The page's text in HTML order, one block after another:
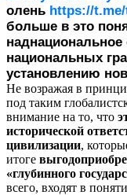
олень https://
больше в это
наднациональное
национальных
установлению
Не возражая в
под таким
внимание на то, что
исторической
цивилизации,
итоге
«глубинного
всего, входят в